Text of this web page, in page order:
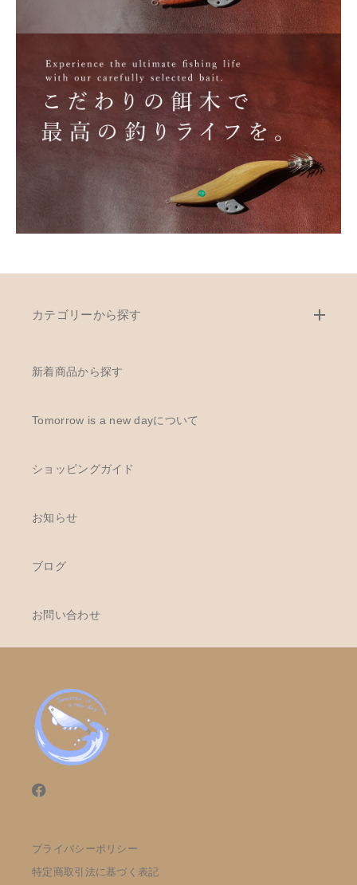
プライバシーポリシー
特定商取引法に基づく表記
カテゴリーから探す
新着商品から探す
Tomorrow is a new dayについて
ショッピングガイド
お知らせ
ブログ
お問い合わせ